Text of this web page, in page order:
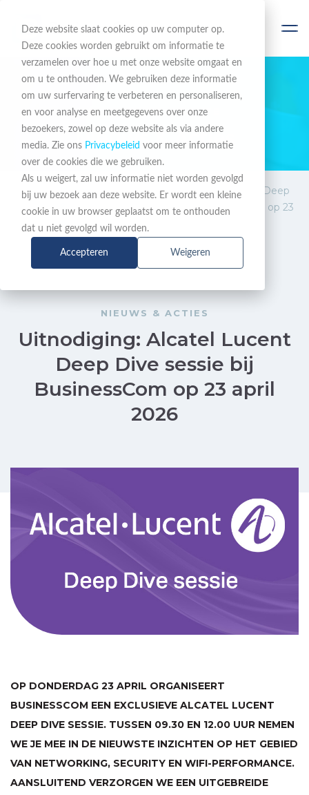
Deze website slaat cookies op uw computer op.
Deze cookies worden gebruikt om informatie te
verzamelen over hoe u met onze website omgaat en
om u te onthouden. We gebruiken deze informatie
om uw surfervaring te verbeteren en personaliseren,
en voor analyse en meetgegevens over onze
bezoekers, zowel op deze website als via andere
media. Zie ons Privacybeleid voor meer informatie
over de cookies die we gebruiken.
Als u weigert, zal uw informatie niet worden gevolgd
bij uw bezoek aan deze website. Er wordt een kleine
cookie in uw browser geplaatst om te onthouden
dat u niet gevolgd wil worden.
Accepteren Weigeren
BLIJF OP DE HOOGTE
Nieuws & Acties
Nieuws
&
Acties
Uitnodiging: Alcatel Lucent Deep
Dive sessie bij BusinessCom op 23
april 2026
NIEUWS & ACTIES
Uitnodiging: Alcatel Lucent
Deep Dive sessie bij
BusinessCom op 23 april
2026
OP DONDERDAG 23 APRIL ORGANISEERT
BUSINESSCOM EEN EXCLUSIEVE ALCATEL LUCENT
DEEP DIVE SESSIE. TUSSEN 09.30 EN 12.00 UUR NEMEN
WE JE MEE IN DE NIEUWSTE INZICHTEN OP HET GEBIED
VAN NETWORKING, SECURITY EN WIFI-PERFORMANCE.
AANSLUITEND VERZORGEN WE EEN UITGEBREIDE